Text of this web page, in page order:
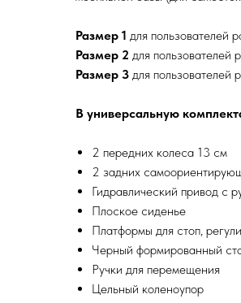
Размер 1 для пользователей
Размер 2 для
Размер 3 для
В универсальную
2 передних колеса 13 см
2 задних
Гидравлический привод с
Плоское сиденье
Платформы для стоп,
Черный формированный
Ручки для перемещения
Цельный коленоупор